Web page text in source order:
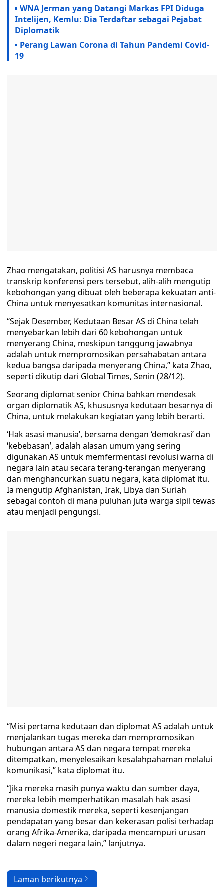
WNA Jerman yang Datangi Markas FPI Diduga
Intelijen, Kemlu: Dia Terdaftar sebagai Pejabat
Diplomatik
Perang Lawan Corona di Tahun Pandemi Covid-
19
Zhao mengatakan, politisi AS harusnya membaca
transkrip konferensi pers tersebut, alih-alih mengutip
kebohongan yang dibuat oleh beberapa kekuatan anti-
China untuk menyesatkan komunitas internasional.
“Sejak Desember, Kedutaan Besar AS di China telah
menyebarkan lebih dari 60 kebohongan untuk
menyerang China, meskipun tanggung jawabnya
adalah untuk mempromosikan persahabatan antara
kedua bangsa daripada menyerang China,” kata Zhao,
seperti dikutip dari Global Times, Senin (28/12).
Seorang diplomat senior China bahkan mendesak
organ diplomatik AS, khususnya kedutaan besarnya di
China, untuk melakukan kegiatan yang lebih berarti.
‘Hak asasi manusia’, bersama dengan ‘demokrasi’ dan
‘kebebasan’, adalah alasan umum yang sering
digunakan AS untuk memfermentasi revolusi warna di
negara lain atau secara terang-terangan menyerang
dan menghancurkan suatu negara, kata diplomat itu.
Ia mengutip Afghanistan, Irak, Libya dan Suriah
sebagai contoh di mana puluhan juta warga sipil tewas
atau menjadi pengungsi.
“Misi pertama kedutaan dan diplomat AS adalah untuk
menjalankan tugas mereka dan mempromosikan
hubungan antara AS dan negara tempat mereka
ditempatkan, menyelesaikan kesalahpahaman melalui
komunikasi,” kata diplomat itu.
“Jika mereka masih punya waktu dan sumber daya,
mereka lebih memperhatikan masalah hak asasi
manusia domestik mereka, seperti kesenjangan
pendapatan yang besar dan kekerasan polisi terhadap
orang Afrika-Amerika, daripada mencampuri urusan
dalam negeri negara lain,” lanjutnya.
Laman berikutnya